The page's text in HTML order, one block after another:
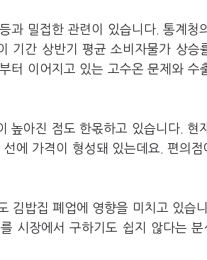
과 밀접한 관련이 있습니다. 통계청
기간 상반기 평균 소비자물가 상승
터 이어지고 있는 고수온 문제와 수
높아진 점도 한몫하고 있습니다. 현
에 가격이 형성돼 있는데요. 편의점
김밥집 폐업에 영향을 미치고 있습
시장에서 구하기도 쉽지 않다는 분